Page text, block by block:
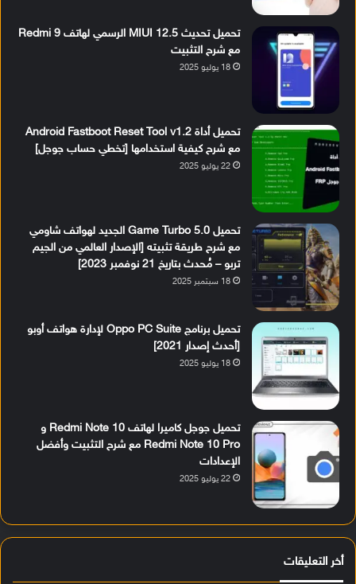
تحميل تحديث MIUI 12.5 الرسمي لهاتف Redmi 9
مع شرح التثبيت
18 يوليو 2025
تحميل أداة Android Fastboot Reset Tool v1.2
مع شرح كيفية استخدامها [تخطي حساب جوجل]
22 يوليو 2025
تحميل Game Turbo 5.0 الجديد لهواتف شاومي
مع شرح طريقة تثبيته [الإصدار العالمي من الجيم
تربو – مُحدث بتاريخ 21 نوفمبر 2023]
18 سبتمبر 2025
تحميل برنامج Oppo PC Suite لإدارة هواتف أوبو
[أحدث إصدار 2021]
18 يوليو 2025
تحميل جوجل كاميرا لهاتف Redmi Note 10 و
Redmi Note 10 Pro مع شرح التثبيت وأفضل
الإعدادات
22 يوليو 2025
أخر التعليقات